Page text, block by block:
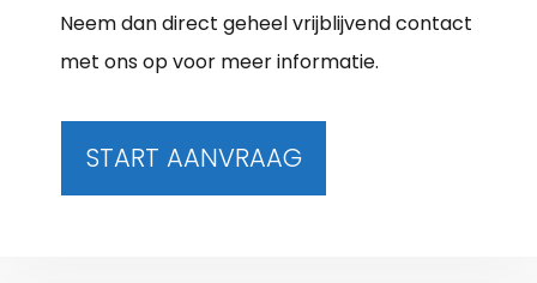
Neem dan direct geheel vrijblijvend contact
met ons op voor meer informatie.
START AANVRAAG